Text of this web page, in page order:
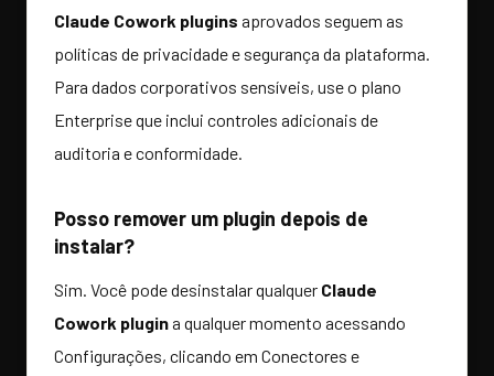
Claude Cowork plugins aprovados seguem as
políticas de privacidade e segurança da plataforma.
Para dados corporativos sensíveis, use o plano
Enterprise que inclui controles adicionais de
auditoria e conformidade.
Posso remover um plugin depois de
instalar?
Sim. Você pode desinstalar qualquer Claude
Cowork plugina qualquer momento acessando
Configurações, clicando em Conectores e